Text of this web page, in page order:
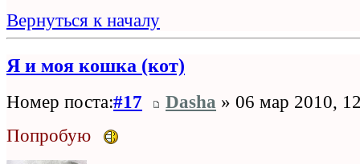
Вернуться к началу
Я и моя кошка (кот)
Номер поста:#17 Dasha » 06 мар 2010,
Попробую